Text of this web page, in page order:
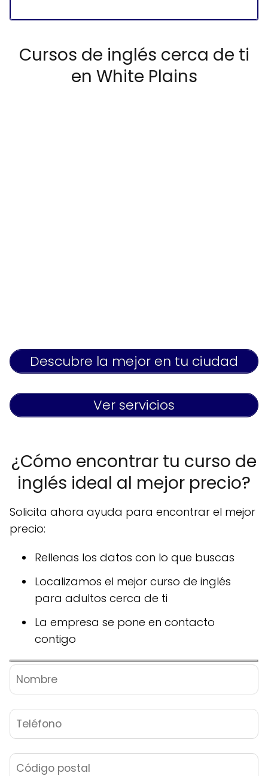
Cursos de inglés cerca de ti
en White Plains
Descubre la mejor en tu ciudad
Ver servicios
¿Cómo encontrar tu curso de
inglés ideal al mejor precio?
Solicita ahora ayuda para encontrar el mejor
precio:
Rellenas los datos con lo que buscas
Localizamos el mejor curso de inglés
para adultos cerca de ti
La empresa se pone en contacto
contigo